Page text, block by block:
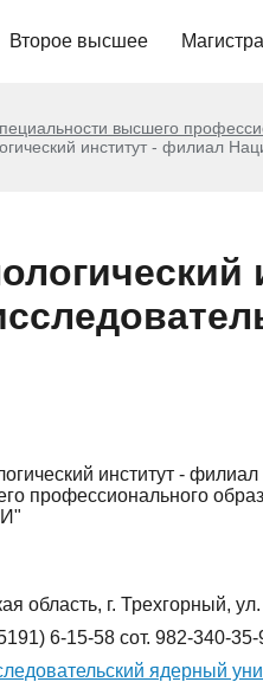
Второе высшее
высшего
институт - филиал
институт -
профессионального
область, г. Трехгорный,
6-15-58 сот. 982-340-35-
ядерный